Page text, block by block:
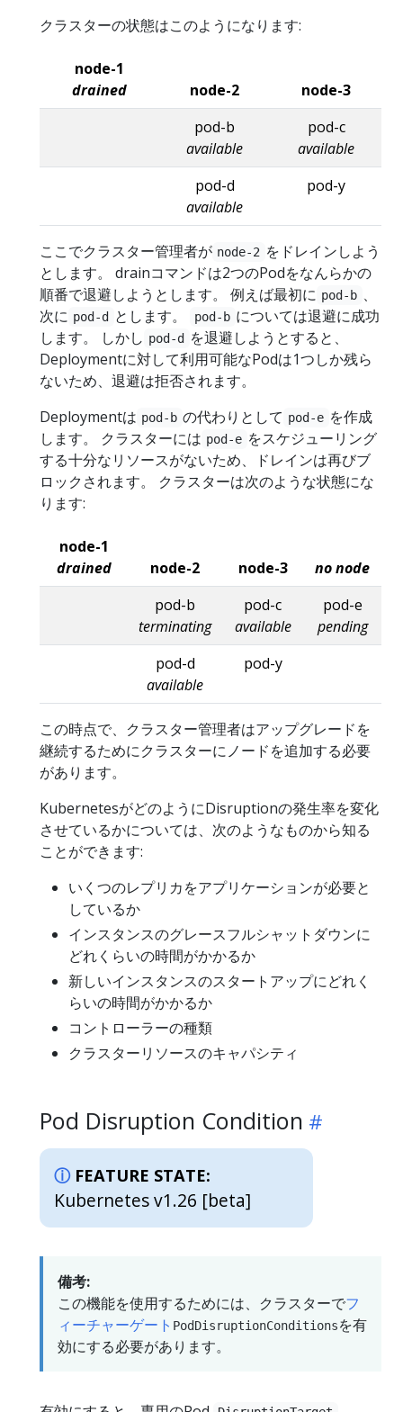
クラスターの状態はこのようになります:
node-1
drained
node-2
node-3
pod-b
available
pod-c
available
pod-d
available
pod-y
ここでクラスター管理者が node-2 をドレインしよう
とします。 drainコマンドは2つのPodをなんらかの
順番で退避しようとします。 例えば最初に pod-b 、
次に pod-d とします。 pod-b については退避に成功
します。 しかし pod-d
を退避しようとすると、
Deploymentに対して利用可能なPodは1つしか残ら
ないため、退避は拒否されます。
Deploymentは pod-b の代わりとして pod-e を作成
します。 クラスターには pod-e をスケジューリング
する十分なリソースがないため、ドレインは再びブ
ロックされます。 クラスターは次のような状態にな
ります:
node-1
drained
node-2 node-3
no node
pod-b
terminating
pod-c
available
pod-e
pending
pod-d
available
pod-y
この時点で、クラスター管理者はアップグレードを
継続するためにクラスターにノードを追加する必要
があります。
KubernetesがどのようにDisruptionの発生率を変化
させているかについては、次のようなものから知る
ことができます:
いくつのレプリカをアプリケーションが必要と
しているか
インスタンスのグレースフルシャットダウンに
どれくらいの時間がかかるか
新しいインスタンスのスタートアップにどれく
らいの時間がかかるか
コントローラーの種類
クラスターリソースのキャパシティ
Pod Disruption Condition
FEATURE STATE:
Kubernetes v1.26 [beta]
備考:
この機能を使用するためには、クラスターでフ
ィーチャーゲート PodDisruptionConditionsを有
効にする必要があります。